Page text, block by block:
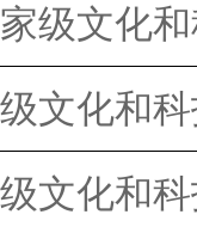
级文化
文化和
文化和